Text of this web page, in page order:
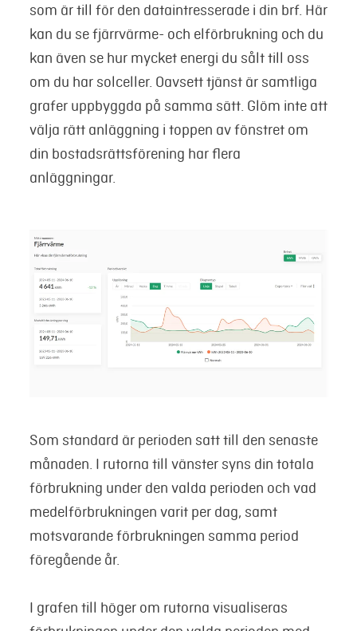
som är till för den dataintresserade i din brf. Här
kan du se fjärrvärme- och elförbrukning och du
kan även se hur mycket energi du sålt till oss
om du har solceller. Oavsett tjänst är samtliga
grafer uppbyggda på samma sätt. Glöm inte att
välja rätt anläggning i toppen av fönstret om
din bostadsrättsförening har flera
anläggningar.
Som standard är perioden satt till den senaste
månaden. I rutorna till vänster syns din totala
förbrukning under den valda perioden och vad
medelförbrukningen varit per dag, samt
motsvarande förbrukningen samma period
föregående år.
I grafen till höger om rutorna visualiseras